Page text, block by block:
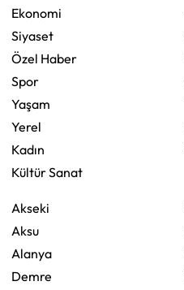
Ekonomi
Siyaset
Özel Haber
Spor
Yaşam
Yerel
Kadın
Kültür Sanat
Akseki
Aksu
Alanya
Demre